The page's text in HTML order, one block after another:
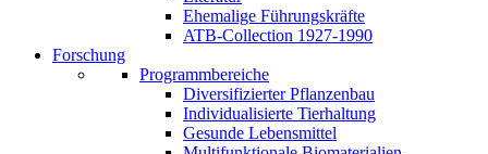
Ehemalige Führungskräfte
ATB-Collection 1927-1990
Forschung
Programmbereiche
Diversifizierter Pflanzenbau
Individualisierte Tierhaltung
Gesunde Lebensmittel